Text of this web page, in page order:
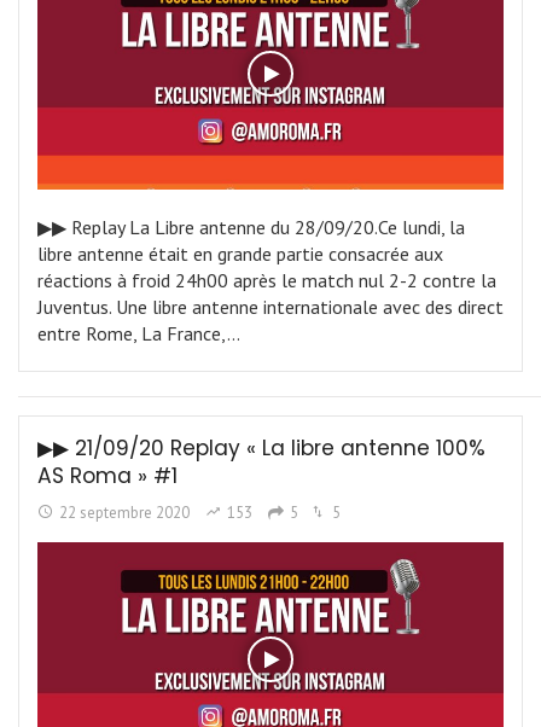
▶︎▶︎ Replay La Libre antenne du 28/09/20.Ce lundi, la
libre antenne était en grande partie consacrée aux
réactions à froid 24h00 après le match nul 2-2 contre la
Juventus. Une libre antenne internationale avec des direct
entre Rome, La France,…
▶︎▶︎ 21/09/20 Replay « La libre antenne 100%
AS Roma » #1
22 septembre 2020 153 5 5